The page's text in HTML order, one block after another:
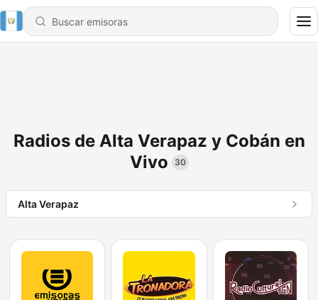
Radios de Alta Verapaz y Cobán en
Vivo
30
Alta Verapaz